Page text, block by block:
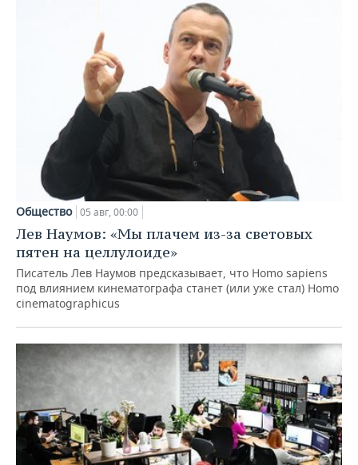
Общество 05 авг, 00:00
Лев Наумов: «Мы плачем из-за световых
пятен на целлулоиде»
Писатель Лев Наумов предсказывает, что Homo sapiens
под влиянием кинематографа станет (или уже стал) Homo
cinematographicus